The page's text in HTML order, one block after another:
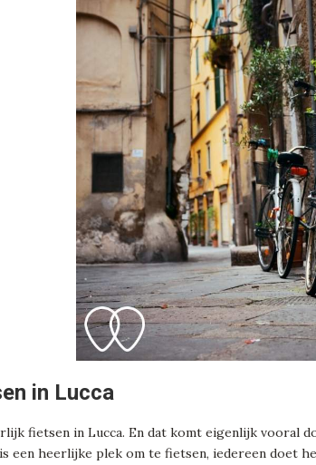
in Lucca
fietsen in Lucca. En dat komt eigenlijk vooral
een heerlijke plek om te fietsen, iedereen doet